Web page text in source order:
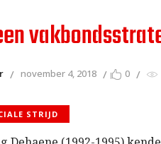
november 4, 2018 0
STRIJD